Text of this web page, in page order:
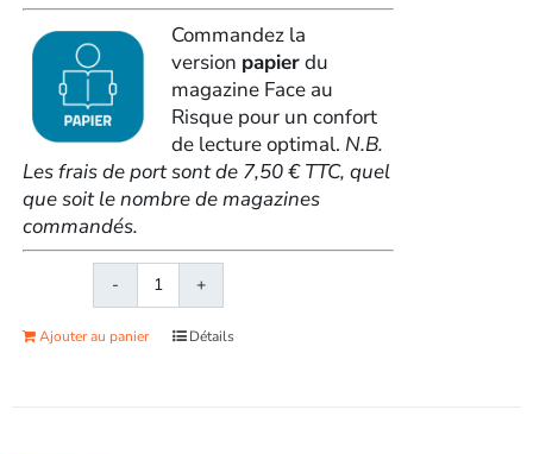
Commandez la
version papierdu
magazine Face au
Risque pour un confort
de lecture optimal. N.B.
Les frais de port sont de 7,50 € TTC, quel
que soit le nombre de magazines
commandés.
quantité
de
Face
Ajouter au panier Détails